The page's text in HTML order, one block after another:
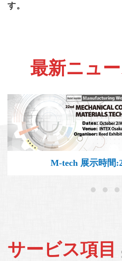
す。
最新ニュ
M-tech 展示時間
サービス項目